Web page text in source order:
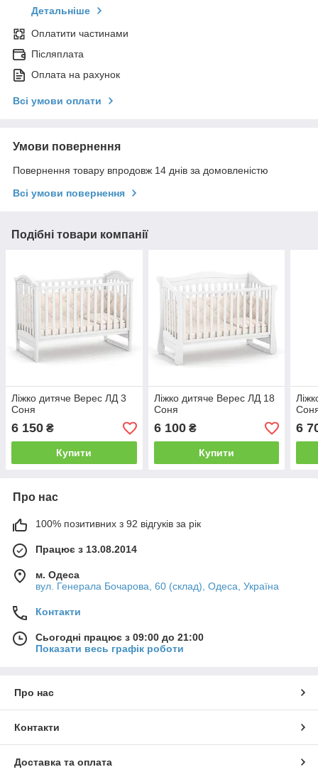
Детальніше
Оплатити частинами
Післяплата
Оплата на рахунок
Всі умови оплати
Умови повернення
Повернення товару впродовж 14 днів за домовленістю
Всі умови повернення
Подібні товари компанії
Ліжко дитяче Верес ЛД 3
Соня
6 150 ₴
Купити
Ліжко дитяче Верес ЛД 18
Соня
6 100₴
Купити
6
Про нас
100% позитивних з 92 відгуків за рік
Працює з 13.08.2014
м. Одеса
вул. Генерала Бочарова, 60 (склад), Одеса, Україна
Контакти
Сьогодні працює з 09:00 до 21:00
Показати весь графік роботи
Про нас
Контакти
Доставка та оплата